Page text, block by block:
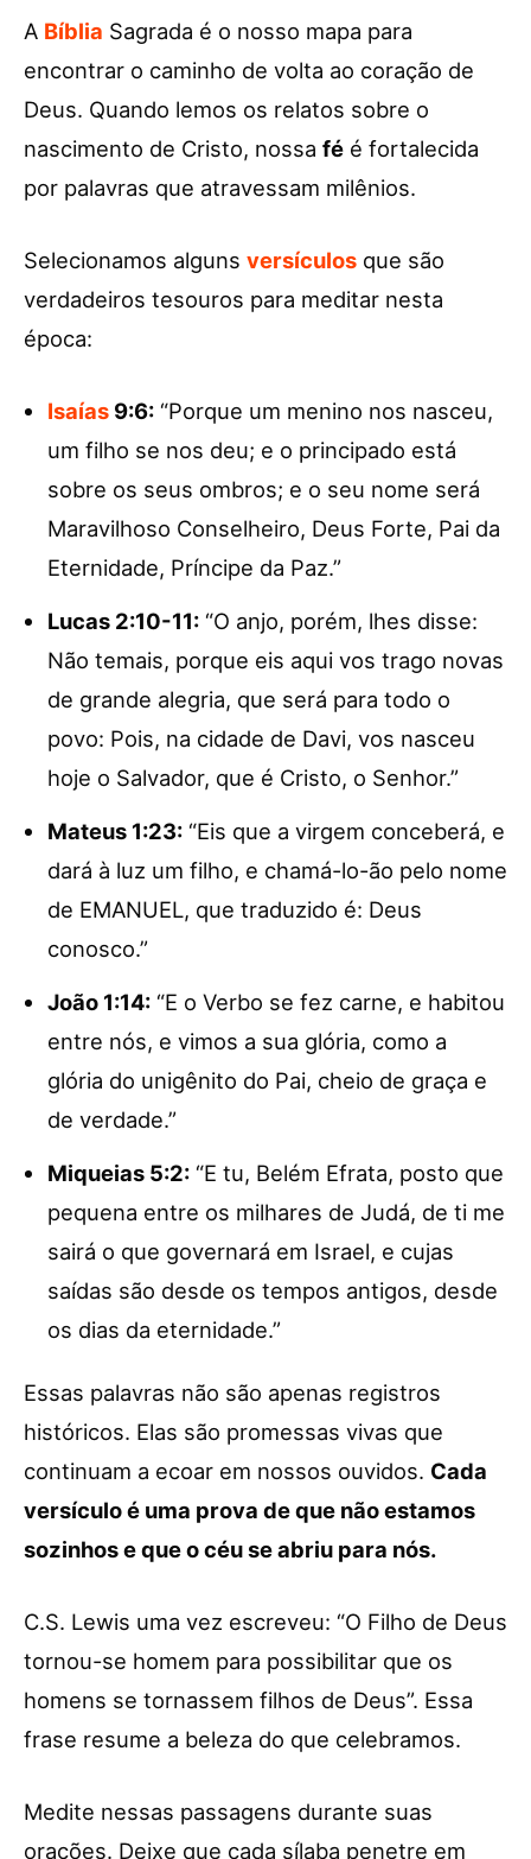
A Bíblia Sagrada é o nosso mapa para
encontrar o caminho de volta ao coração de
Deus. Quando lemos os relatos sobre o
nascimento de Cristo, nossa fé é fortalecida
por palavras que atravessam milênios.
Selecionamos alguns versículos que são
verdadeiros tesouros para meditar nesta
época:
Isaías 9:6: “Porque um menino nos nasceu,
um filho se nos deu; e o principado está
sobre os seus ombros; e o seu nome será
Maravilhoso Conselheiro, Deus Forte, Pai da
Eternidade, Príncipe da Paz.”
Lucas 2:10-11: “O anjo, porém, lhes disse:
Não temais, porque eis aqui vos trago novas
de grande alegria, que será para todo o
povo: Pois, na cidade de Davi, vos nasceu
hoje o Salvador, que é Cristo, o Senhor.”
Mateus 1:23: “Eis que a virgem conceberá, e
dará à luz um filho, e chamá-lo-ão pelo nome
de EMANUEL, que traduzido é: Deus
conosco.”
João 1:14: “E o Verbo se fez carne, e habitou
entre nós, e vimos a sua glória, como a
glória do unigênito do Pai, cheio de graça e
de verdade.”
Miqueias 5:2: “E tu, Belém Efrata, posto que
pequena entre os milhares de Judá, de ti me
sairá o que governará em Israel, e cujas
saídas são desde os tempos antigos, desde
os dias da eternidade.”
Essas palavras não são apenas registros
históricos. Elas são promessas vivas que
continuam a ecoar em nossos ouvidos. Cada
versículo é uma prova de que não estamos
sozinhos e que o céu se abriu para nós.
C.S. Lewis uma vez escreveu: “O Filho de Deus
tornou-se homem para possibilitar que os
homens se tornassem filhos de Deus”. Essa
frase resume a beleza do que celebramos.
Medite nessas passagens durante suas
orações. Deixe que cada sílaba penetre em